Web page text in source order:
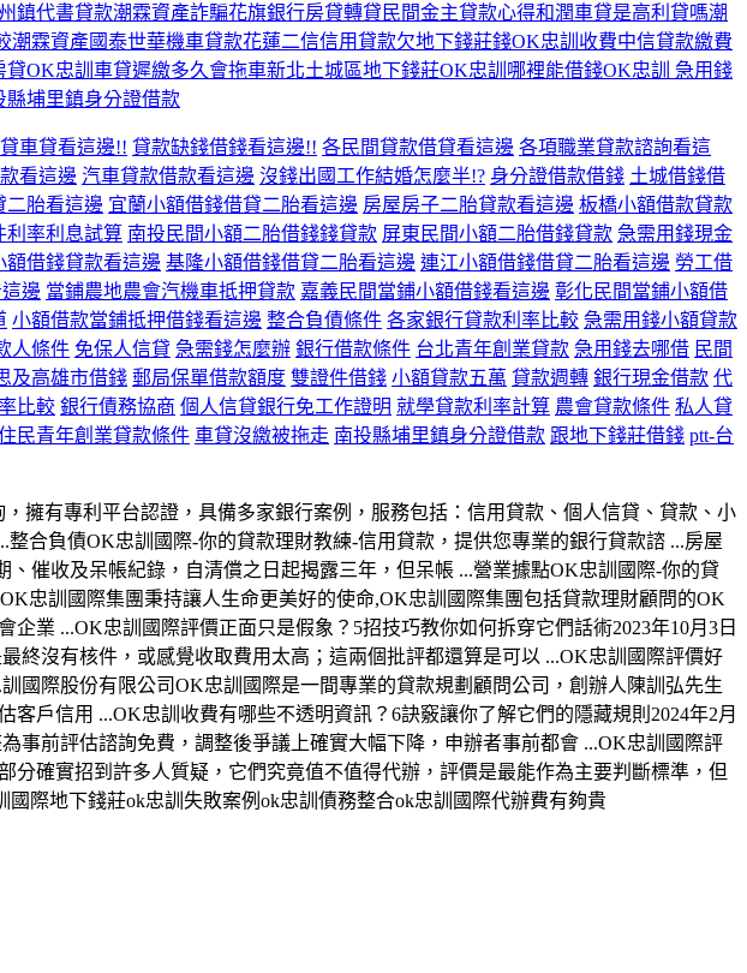
鎮代書貸款潮霖資產詐騙花旗銀行房貸轉貸 民間金主貸款心得和潤車貸是高利貸嗎潮
潮霖資產國泰世華機車貸款花蓮二信信用貸款欠地下錢莊錢OK忠訓收費中信貸款繳費
貸OK忠訓 車貸遲繳多久會拖車新北土城區地下錢莊OK忠訓哪裡能借錢OK忠訓 急用錢
縣埔里鎮身分證借款
車貸看這邊!! 貸款缺錢借錢看這邊!! 各民間貸款借貸看這邊 各項職業貸款諮詢看這
看這邊 汽車貸款借款看這邊 沒錢出國工作結婚怎麼半!? 身分證借款借錢 土城借錢借
二胎看這邊 宜蘭小額借錢借貸二胎看這邊 房屋房子二胎貸款看這邊 板橋小額借款貸款
利率利息試算 南投民間小額二胎借錢錢貸款 屏東民間小額二胎借錢貸款 急需用錢現金
額借錢貸款看這邊 基隆小額借錢借貸二胎看這邊 連江小額借錢借貸二胎看這邊 勞工借
邊 當鋪農地農會汽機車抵押貸款 嘉義民間當鋪小額借錢看這邊 彰化民間當鋪小額借
小額借款當鋪抵押借錢看這邊 整合負債條件 各家銀行貸款利率比較 急需用錢小額貸款
人條件 免保人信貸 急需錢怎麼辦 銀行借款條件 台北青年創業貸款 急用錢去哪借 民間
及高雄市借錢 郵局保單借款額度 雙證件借錢 小額貸款五萬 貸款週轉 銀行現金借款 代
比較 銀行債務協商 個人信貸銀行免工作證明 就學貸款利率計算 農會貸款條件 私人貸
民青年創業貸款條件 車貸沒繳被拖走 南投縣埔里鎮身分證借款 跟地下錢莊借錢 ptt-台
擁有專利平台認證，具備多家銀行案例，服務包括：信用貸款、個人信貸、貸款、小
合負債OK忠訓國際-你的貸款理財教練-信用貸款，提供您專業的銀行貸款諮 ...房屋
催收及呆帳紀錄，自清償之日起揭露三年，但呆帳 ...營業據點OK忠訓國際-你的貸
忠訓國際集團秉持讓人生命更美好的使命,OK忠訓國際集團包括貸款理財顧問的OK
業 ...OK忠訓國際評價正面只是假象？5招技巧教你如何拆穿它們話術2023年10月3日
沒有核件，或感覺收取費用太高；這兩個批評都還算是可以 ...‎OK忠訓國際評價好
國際股份有限公司OK忠訓國際是一間專業的貸款規劃顧問公司，創辦人陳訓弘先生
戶信用 ...OK忠訓收費有哪些不透明資訊？6訣竅讓你了解它們的隱藏規則2024年2月
前評估諮詢免費，調整後爭議上確實大幅下降，申辦者事前都會 ...OK忠訓國際評
確實招到許多人質疑，它們究竟值不值得代辦，評價是最能作為主要判斷標準，但
際地下錢莊ok忠訓失敗案例ok忠訓債務整合ok忠訓國際代辦費有夠貴